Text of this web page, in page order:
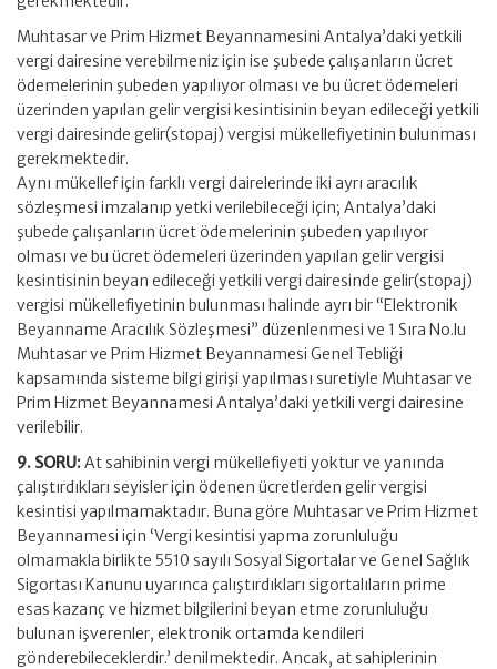
Muhtasar ve Prim Hizmet Beyannamesini Antalya’daki yetkili
vergi dairesine verebilmeniz için ise şubede çalışanların ücret
ödemelerinin şubeden yapılıyor olması ve bu ücret ödemeleri
üzerinden yapılan gelir vergisi kesintisinin beyan edileceği yetkili
vergi dairesinde gelir(stopaj) vergisi mükellefiyetinin bulunması
gerekmektedir.
Aynı mükellef için farklı vergi dairelerinde iki ayrı aracılık
sözleşmesi imzalanıp yetki verilebileceği için; Antalya’daki
şubede çalışanların ücret ödemelerinin şubeden yapılıyor
olması ve bu ücret ödemeleri üzerinden yapılan gelir vergisi
kesintisinin beyan edileceği yetkili vergi dairesinde gelir(stopaj)
vergisi mükellefiyetinin bulunması halinde ayrı bir “Elektronik
Beyanname Aracılık Sözleşmesi” düzenlenmesi ve 1 Sıra No.lu
Muhtasar ve Prim Hizmet Beyannamesi Genel Tebliği
kapsamında sisteme bilgi girişi yapılması suretiyle Muhtasar ve
Prim Hizmet Beyannamesi Antalya’daki yetkili vergi dairesine
verilebilir.
9. SORU:At sahibinin vergi mükellefiyeti yoktur ve yanında
çalıştırdıkları seyisler için ödenen ücretlerden gelir vergisi
kesintisi yapılmamaktadır. Buna göre Muhtasar ve Prim Hizmet
Beyannamesi için ‘Vergi kesintisi yapma zorunluluğu
olmamakla birlikte 5510 sayılı Sosyal Sigortalar ve Genel Sağlık
Sigortası Kanunu uyarınca çalıştırdıkları sigortalıların prime
esas kazanç ve hizmet bilgilerini beyan etme zorunluluğu
bulunan işverenler, elektronik ortamda kendileri
gönderebileceklerdir.’ denilmektedir. Ancak, at sahiplerinin